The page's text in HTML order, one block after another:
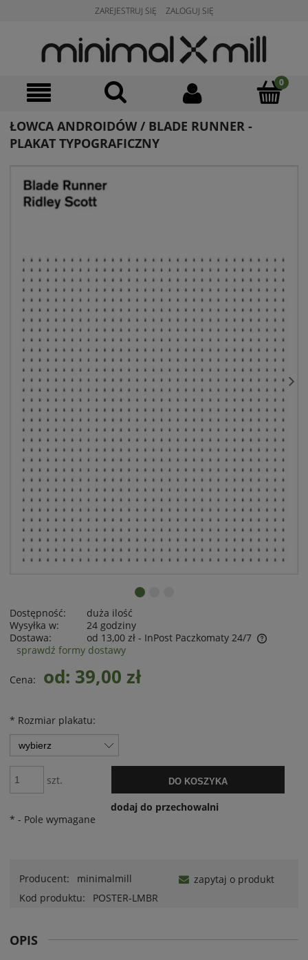
ZAREJESTRUJ SIĘ ZALOGUJ SIĘ
ŁOWCA ANDROIDÓW / BLADE RUNNER -
PLAKAT TYPOGRAFICZNY
Dostępność:
duża ilość
Wysyłka w:
24 godziny
Dostawa:
od 13,00 zł - InPost Paczkomaty 24/7
sprawdź formy dostawy
Cena: od: 39,00 zł
* Rozmiar plakatu:
szt. DO KOSZYKA
dodaj do przechowalni
* - Pole wymagane
Producent:
minimalmill
Kod produktu:
POSTER-LMBR
zapytaj o produkt
OPIS